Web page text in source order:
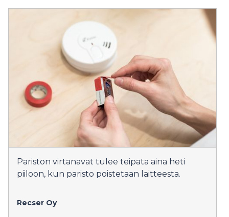
Pariston virtanavat tulee teipata aina heti
piiloon, kun paristo poistetaan laitteesta.
Recser Oy